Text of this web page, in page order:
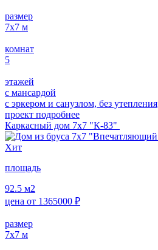
размер
7х7 м
комнат
5
этажей
с мансардой
с эркером и санузлом, без утепления
проект подробнее
Каркасный дом 7х7 "К-83"
Хит
площадь
92.5 м2
цена от 1365000 ₽
размер
7х7 м